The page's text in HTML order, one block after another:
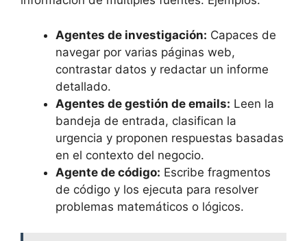
Agentes de investigación: Capaces de
navegar por varias páginas web,
contrastar datos y redactar un informe
detallado.
Agentes de gestión de emails: Leen la
bandeja de entrada, clasifican la
urgencia y proponen respuestas basadas
en el contexto del negocio.
Agente de código: Escribe fragmentos
de código y los ejecuta para resolver
problemas matemáticos o lógicos.